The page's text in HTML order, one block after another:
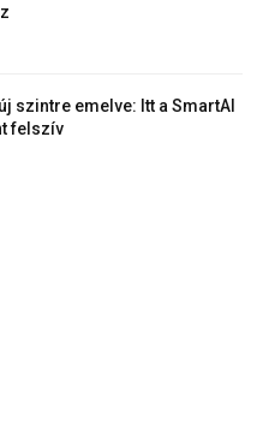
szintre emelve: Itt a SmartAI
felszív